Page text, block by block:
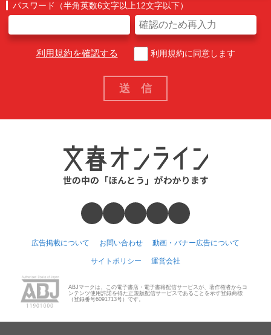
パスワード（半角英数6文字以上12文字以下）
利用規約を確認する 利用規約に同意します
広告掲載について お問い合わせ 動画・バナー広告について
サイトポリシー 運営会社
ABJマークは、この電子書店・電子書籍配信サービスが、著作権者からコ
ンテンツ使用許諾を得た正規版配信サービスであることを示す登録商標
（登録番号6091713号）です。